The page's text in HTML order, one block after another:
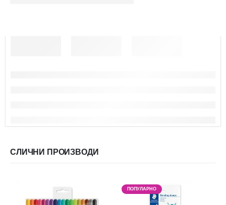
СЛИЧНИ ПРОИЗВОДИ
ПОПУЛАРНО